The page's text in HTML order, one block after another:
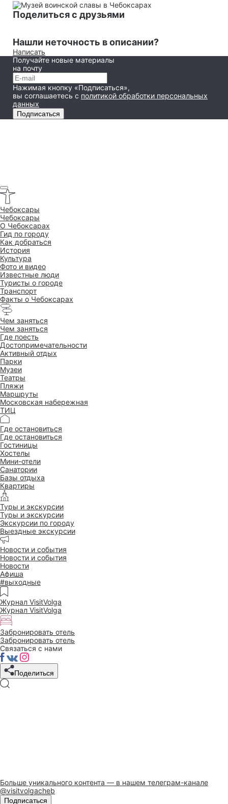
Поделиться с друзьями
Нашли неточность в описании?
Написать
Получайте новые материалы
на почту
Нажимая кнопку «Подписаться»,
вы соглашаетесь с политикой обработки персональных
данных
Подписаться
Чебоксары
Чебоксары
O Чебоксарах
Гид по городу
Как добраться
История
Культура
Фото и видео
Известные люди
Туристы о городе
Транспорт
Факты о Чебоксарах
Чем заняться
Чем заняться
Где поесть
Достопримеча­тельности
Активный отдых
Парки
Музеи
Театры
Пляжи
Маршруты
Московская набережная
ТИЦ
Где остановиться
Где остановиться
Гостиницы
Хостелы
Мини-отели
Санатории
Базы отдыха
Квартиры
Туры и экскурсии
Туры и экскурсии
Экскурсии по городу
Выездные экскурсии
Новости и события
Новости и события
Новости
Афиша
#выходные
Журнал VisitVolga
Журнал VisitVolga
Забронировать отель
Забронировать отель
Связаться с нами
Поделиться
Больше уникального контента — в нашем телеграм-канале
@visitvolgacheb
Подписаться